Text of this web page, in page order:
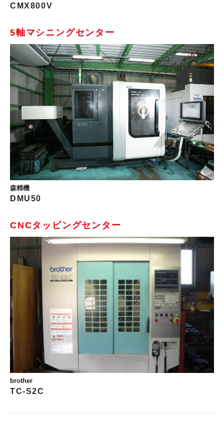
CMX800V
5軸マシニングセンター
森精機
DMU50
CNCタッピングセンター
brother
TC-S2C